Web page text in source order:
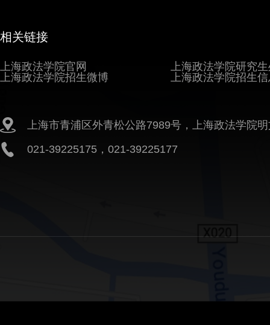
上海市青浦区外青松公路7989号，上海政法学院
021-39225175，021-39225177
相关链接
上海政法学院官网
上海政法学院研究
上海政法学院招生微博
上海政法学院招生